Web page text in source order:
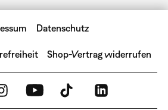
Datenschutz
Shop-Vertrag widerrufen